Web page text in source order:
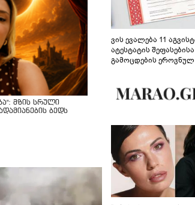
მზის სრული
ბედს
ვის ევალება 11
ატესტატის
გამოცდების ეროვნულ